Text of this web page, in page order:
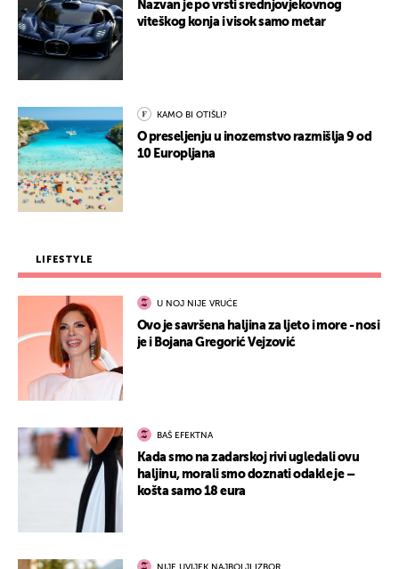
Nazvan je po vrsti srednjovjekovnog
viteškog konja i visok samo metar
KAMO BI OTIŠLI?
O preseljenju u inozemstvo razmišlja 9 od
10 Europljana
LIFESTYLE
U NOJ NIJE VRUĆE
Ovo je savršena haljina za ljeto i more - nosi
je i Bojana Gregorić Vejzović
BAŠ EFEKTNA
Kada smo na zadarskoj rivi ugledali ovu
haljinu, morali smo doznati odakle je –
košta samo 18 eura